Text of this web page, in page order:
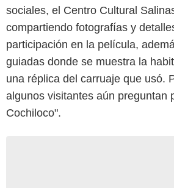
sociales, el Centro Cultural
compartiendo fotografías y
participación en la película,
guiadas donde se muestra la
una réplica del carruaje que usó.
algunos visitantes aún preguntan
Cochiloco".